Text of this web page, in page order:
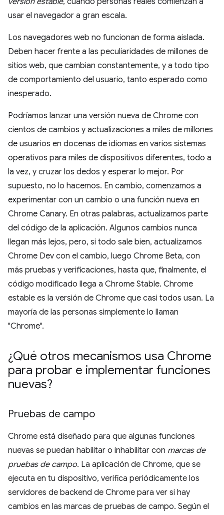
usar el navegador a gran escala.
Los navegadores web no funcionan de forma aislada.
Deben hacer frente a las peculiaridades de millones de
sitios web, que cambian constantemente, y a todo tipo
de comportamiento del usuario, tanto esperado como
inesperado.
Podríamos lanzar una versión nueva de Chrome con
cientos de cambios y actualizaciones a miles de millones
de usuarios en docenas de idiomas en varios sistemas
operativos para miles de dispositivos diferentes, todo a
la vez, y cruzar los dedos y esperar lo mejor. Por
supuesto, no lo hacemos. En cambio, comenzamos a
experimentar con un cambio o una función nueva en
Chrome Canary. En otras palabras, actualizamos parte
del código de la aplicación. Algunos cambios nunca
llegan más lejos, pero, si todo sale bien, actualizamos
Chrome Dev con el cambio, luego Chrome Beta, con
más pruebas y verificaciones, hasta que, finalmente, el
código modificado llega a Chrome Stable. Chrome
estable es la versión de Chrome que casi todos usan. La
mayoría de las personas simplemente lo llaman
"Chrome".
¿Qué otros mecanismos usa Chrome
para probar e implementar funciones
nuevas?
Pruebas de campo
Chrome está diseñado para que algunas funciones
nuevas se puedan habilitar o inhabilitar con marcas de
pruebas de campo. La aplicación de Chrome, que se
ejecuta en tu dispositivo, verifica periódicamente los
servidores de backend de Chrome para ver si hay
cambios en las marcas de pruebas de campo. Según el